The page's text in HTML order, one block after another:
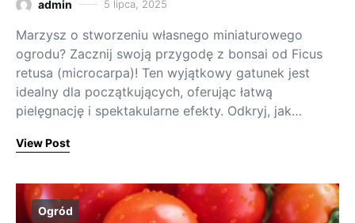
admin 5 lipca, 2025
Marzysz o stworzeniu własnego miniaturowego
ogrodu? Zacznij swoją przygodę z bonsai od Ficus
retusa (microcarpa)! Ten wyjątkowy gatunek jest
idealny dla początkujących, oferując łatwą
pielęgnację i spektakularne efekty. Odkryj, jak…
View Post
Ogród